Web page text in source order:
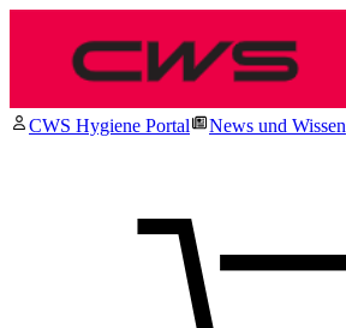
CWS Hygiene Portal News und Wissen